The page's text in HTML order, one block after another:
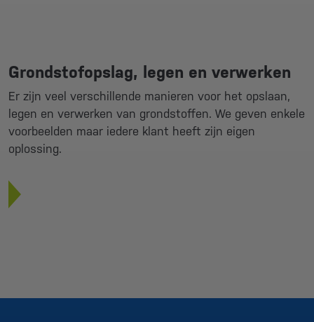
Grondstofopslag, legen en verwerken
Er zijn veel verschillende manieren voor het opslaan,
legen en verwerken van grondstoffen. We geven enkele
voorbeelden maar iedere klant heeft zijn eigen
oplossing.